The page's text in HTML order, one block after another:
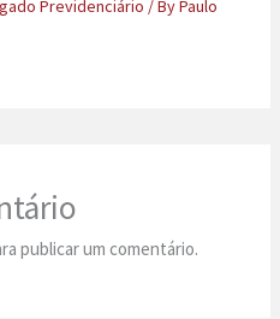
Previdenciário / ByPaulo
publicar um comentário.